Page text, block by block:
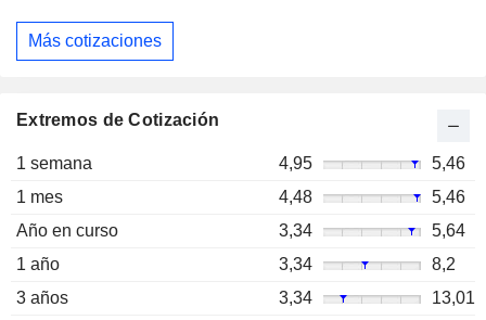
Más cotizaciones
Extremos de Cotización
1 semana 4,95
5,46
1 mes
4,48
5,46
Año en curso
3,34
5,64
1 año
3,34
8,2
3 años
3,34
13,01